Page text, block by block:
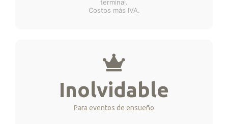
terminal.
Costos más IVA.
Inolvidable
Para eventos de ensueño